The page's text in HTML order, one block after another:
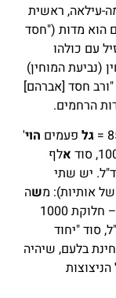
עילאה, ראשית
הוא מדות ("חסד
עם כולהו
(נביעת המוחין)
חסד [אברהם]
הרחמים.
גל פעמים הוי'
אלף
יש שתי
אותיות): משה
הם = 500, ועל כן שאר האותיות = 500 – חלוקת 1000
סוד "יחוד
בלעם, שיהיה